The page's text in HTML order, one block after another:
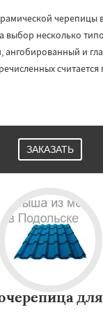
черепицы
выбор несколько
ангобированный и
считается
ЗАКАЗАТЬ